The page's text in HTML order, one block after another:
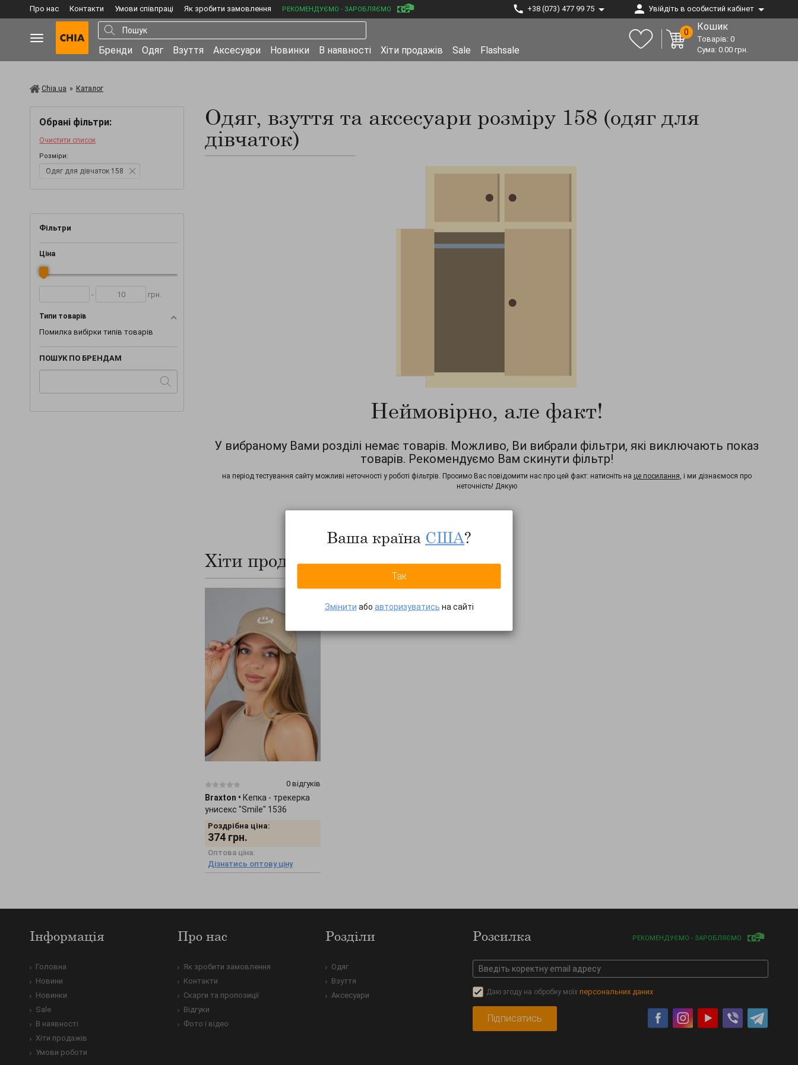
Про нас Контакти Умови співпраці Як зробити замовлення РЕКОМЕНДУЄМО - ЗАРОБЛЯЄМО +38 (073) 477 99 75 Увійдіть в особистий кабінет
Бренди Одяг Взуття Аксесуари Новинки В наявності Хіти продажів Sale Flashsale
0 Кошик
Товарів: 0
Сума: 0.00 грн.
Chia.ua » Каталог
Обрані фільтри:
Очистити список
Розміри:
Одяг для дівчаток 158
Фільтри
Ціна
- грн.
Типи товарів
Помилка вибірки типів товарів
ПОШУК ПО БРЕНДАМ
Одяг, взуття та аксесуари розміру 158 (одяг для
дівчаток)
Неймовірно, але факт!
У вибраному Вами розділі немає товарів. Можливо, Ви вибрали фільтри, які виключають показ
товарів. Рекомендуємо Вам скинути фільтр!
на період тестування сайту можливі неточності у роботі фільтрів. Просимо Вас повідомити нас про цей факт: натисніть на це посилання, і ми дізнаємося про
неточність! Дякую
Хіти продажів ПОКАЗАТИ ВСЕ...
0 відгуків
Braxton • Кепка - трекерка
унисекс "Smile" 1536
Роздрібна ціна:
374 грн.
Оптова ціна:
Дізнатись оптову ціну
Інформація
Головна
Новини
Новинки
Sale
В наявності
Хіти продажів
Умови роботи
Про нас
Як зробити замовлення
Контакти
Скарги та пропозиції
Відгуки
Фото і відео
Розділи
Одяг
Взуття
Аксесуари
Розсилка РЕКОМЕНДУЄМО - ЗАРОБЛЯЄМО
Даю згоду на обробку моїхперсональних даних
Ваша країна США?
Так
Змінити або авторизуватись на сайті